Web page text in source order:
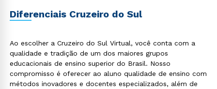
Diferenciais Cruzeiro do Sul
Ao escolher a Cruzeiro do Sul Virtual, você conta com a
qualidade e tradição de um dos maiores grupos
educacionais de ensino superior do Brasil. Nosso
compromisso é oferecer ao aluno qualidade de ensino com
métodos inovadores e docentes especializados, além de